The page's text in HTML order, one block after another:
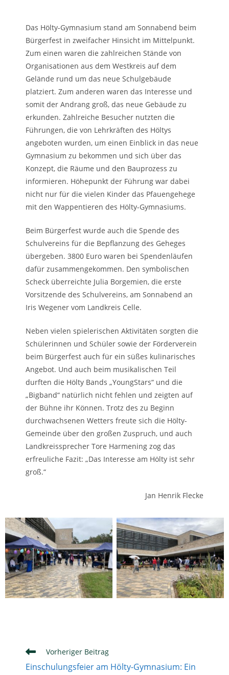
Das Hölty-Gymnasium stand am Sonnabend beim
Bürgerfest in zweifacher Hinsicht im Mittelpunkt.
Zum einen waren die zahlreichen Stände von
Organisationen aus dem Westkreis auf dem
Gelände rund um das neue Schulgebäude
platziert. Zum anderen waren das Interesse und
somit der Andrang groß, das neue Gebäude zu
erkunden. Zahlreiche Besucher nutzten die
Führungen, die von Lehrkräften des Höltys
angeboten wurden, um einen Einblick in das neue
Gymnasium zu bekommen und sich über das
Konzept, die Räume und den Bauprozess zu
informieren. Höhepunkt der Führung war dabei
nicht nur für die vielen Kinder das Pfauengehege
mit den Wappentieren des Hölty-Gymnasiums.
Beim Bürgerfest wurde auch die Spende des
Schulvereins für die Bepflanzung des Geheges
übergeben. 3800 Euro waren bei Spendenläufen
dafür zusammengekommen. Den symbolischen
Scheck überreichte Julia Borgemien, die erste
Vorsitzende des Schulvereins, am Sonnabend an
Iris Wegener vom Landkreis Celle.
Neben vielen spielerischen Aktivitäten sorgten die
Schülerinnen und Schüler sowie der Förderverein
beim Bürgerfest auch für ein süßes kulinarisches
Angebot. Und auch beim musikalischen Teil
durften die Hölty Bands „YoungStars“ und die
„Bigband“ natürlich nicht fehlen und zeigten auf
der Bühne ihr Können. Trotz des zu Beginn
durchwachsenen Wetters freute sich die Hölty-
Gemeinde über den großen Zuspruch, und auch
Landkreissprecher Tore Harmening zog das
erfreuliche Fazit: „Das Interesse am Hölty ist sehr
groß.“
Jan Henrik Flecke
Weitere
Artikel
ansehen
Vorheriger Beitrag
Einschulungsfeier am Hölty-Gymnasium: Ein